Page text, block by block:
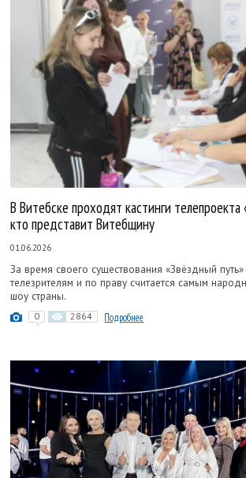
В Витебске проходят кастинги телепроекта
кто представит Витебщину
01.06.2026
За время своего существования «Звёздный
телезрителям и по праву считается самым
шоу страны.
0 2864 Подробнее